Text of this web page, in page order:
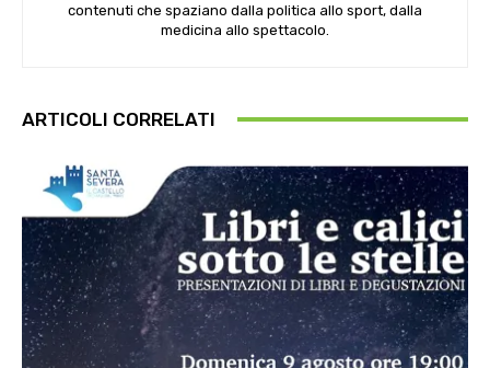
contenuti che spaziano dalla politica allo sport, dalla
medicina allo spettacolo.
ARTICOLI CORRELATI